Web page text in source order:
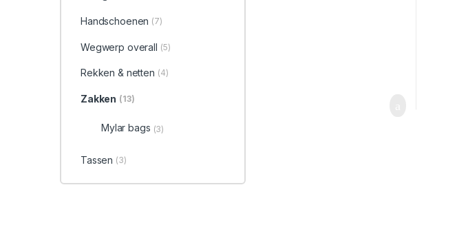
Handschoenen (7)
Wegwerp overall (5)
Rekken & netten (4)
Zakken (13)
Mylar bags (3)
Tassen (3)